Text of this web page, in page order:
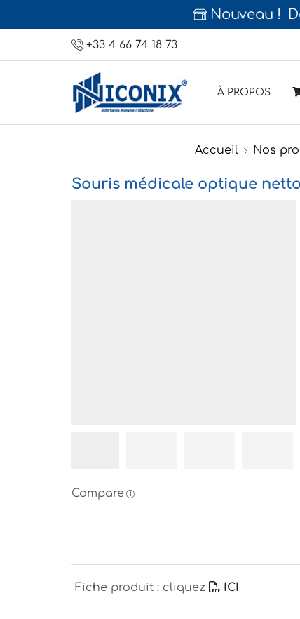
Nouveau !
+33 4 66 74 18 73
À PROPOS
Accueil Nos
Souris médicale optique
Compare
Fiche produit : cliquez ICI